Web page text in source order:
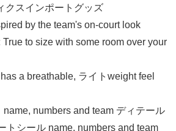
クスインポートグッズ
by the team's on-court look
to size with some room over your
a breathable, ライトweight feel
name, numbers and team ディテール
トシール name, numbers and team